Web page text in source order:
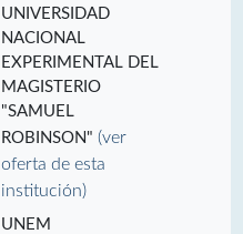
UNIVERSIDAD
NACIONAL
EXPERIMENTAL DEL
MAGISTERIO
"SAMUEL
ROBINSON"(ver
oferta de esta
institución)
UNEM